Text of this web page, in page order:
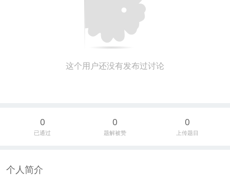
这个用户还没有发布过讨论
0
已通过
0
题解被赞
0
上传题目
个人简介